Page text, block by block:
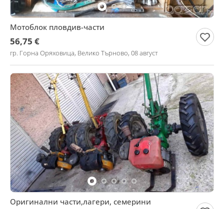
Мотоблок пловдив-части
56,75 €
гр. Горна Оряховица, Велико Търново, 08 август
Оригинални части,лагери, семерини